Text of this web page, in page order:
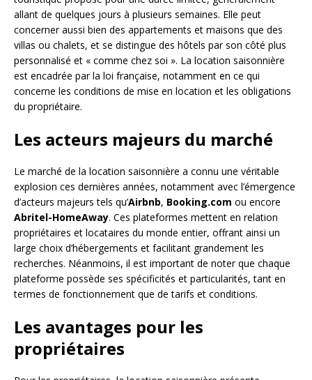
allant de quelques jours à plusieurs semaines. Elle peut
concerner aussi bien des appartements et maisons que des
villas ou chalets, et se distingue des hôtels par son côté plus
personnalisé et « comme chez soi ». La location saisonnière
est encadrée par la loi française, notamment en ce qui
concerne les conditions de mise en location et les obligations
du propriétaire.
Les acteurs majeurs du marché
Le marché de la location saisonnière a connu une véritable
explosion ces dernières années, notamment avec l’émergence
d’acteurs majeurs tels qu’Airbnb, Booking.com ou encore
Abritel-HomeAway. Ces plateformes mettent en relation
propriétaires et locataires du monde entier, offrant ainsi un
large choix d’hébergements et facilitant grandement les
recherches. Néanmoins, il est important de noter que chaque
plateforme possède ses spécificités et particularités, tant en
termes de fonctionnement que de tarifs et conditions.
Les avantages pour les
propriétaires